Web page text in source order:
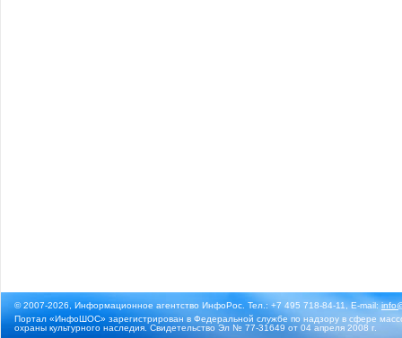
© 2007-2026, Информационное агентство ИнфоРос. Тел.: +7 495 718-84-11, E-mail:
Портал «ИнфоШОС» зарегистрирован в Федеральной службе по надзору в сфере
охраны культурного наследия. Свидетельство Эл № 77-31649 от 04 апреля 2008 г.